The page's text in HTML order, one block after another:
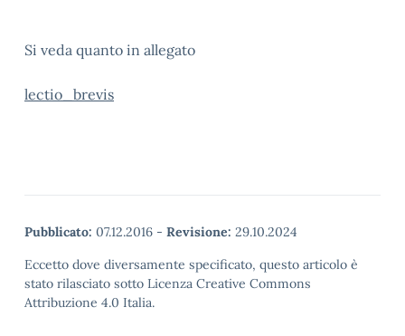
Si veda quanto in allegato
lectio_brevis
Pubblicato: 07.12.2016 - Revisione: 29.10.2024
Eccetto dove diversamente specificato, questo articolo è
stato rilasciato sotto Licenza Creative Commons
Attribuzione 4.0 Italia.